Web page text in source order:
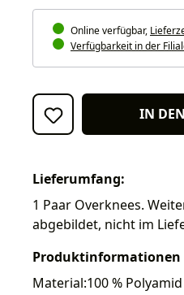
Online verfügbar,
Verfügbarkeit in der
IN
Lieferumfang:
1 Paar Overknees.
abgebildet, nicht im
Produktinformationen
Material:100 % Polyamid